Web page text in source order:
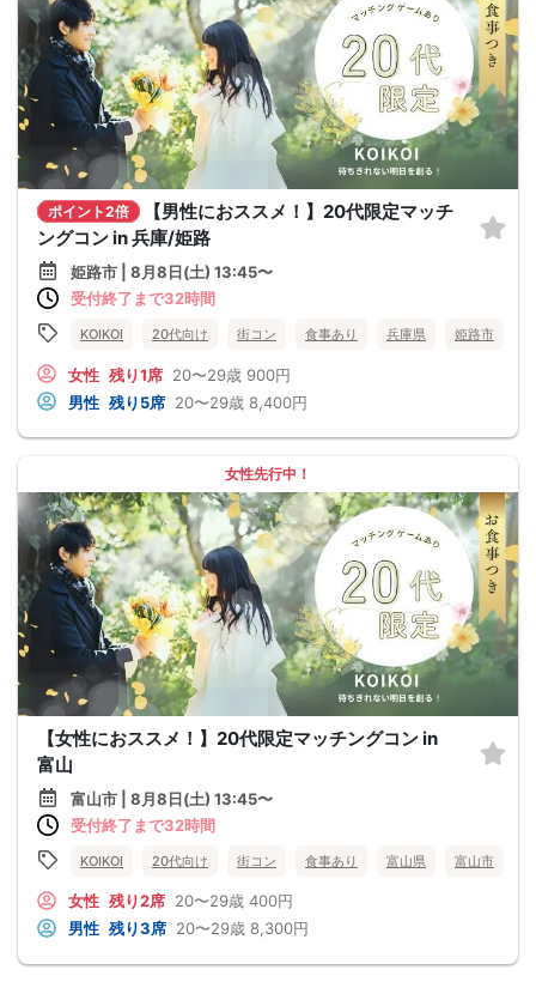
ポイント2倍
【男性におススメ！】20代限定マッチ
ングコン in 兵庫/姫路
姫路市 | 8月8日(土) 13:45〜
受付終了まで32時間
KOIKOI 20代向け 街コン 食事あり 兵庫県 姫路市
女性 残り1席 20〜29歳 900円
男性 残り5席 20〜29歳 8,400円
女性先行中！
【女性におススメ！】20代限定マッチングコン in
富山
富山市 | 8月8日(土) 13:45〜
受付終了まで32時間
KOIKOI 20代向け 街コン 食事あり 富山県 富山市
女性 残り2席 20〜29歳 400円
男性 残り3席 20〜29歳 8,300円